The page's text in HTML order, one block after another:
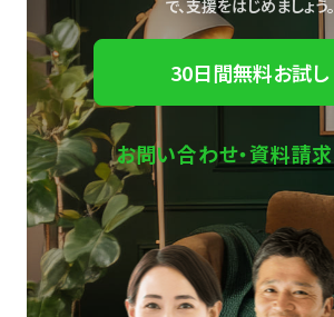
で、支援をはじめましょう。
30日間無料お試し
お問い合わせ・資料請求